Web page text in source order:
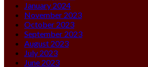
January 2024
November 2023
October 2023
September 2023
August 2023
July 2023
June 2023